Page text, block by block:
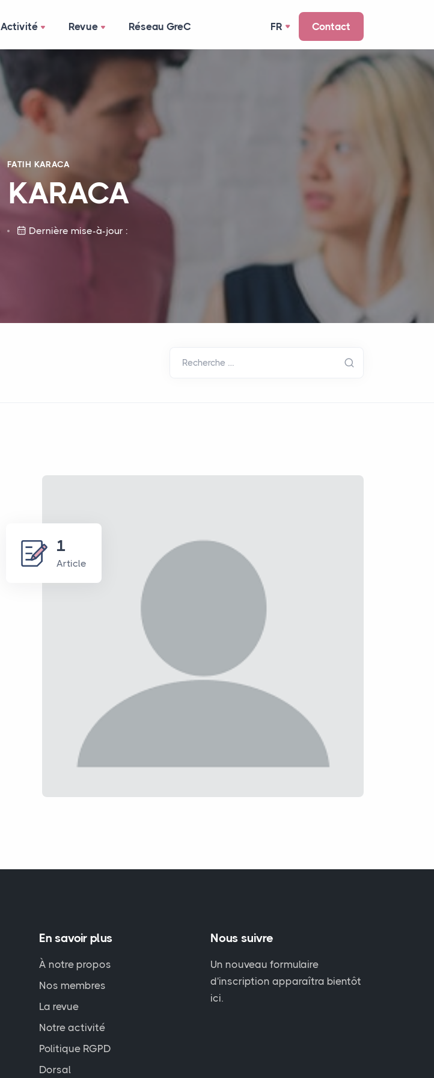
Activité Revue Réseau GreC FR Contact
FATIH KARACA
KARACA
Dernière mise-à-jour :
Recherche …
1
Article
En savoir plus
À notre propos
Nos membres
La revue
Notre activité
Politique RGPD
Dorsal
Nous suivre
Un nouveau formulaire
d'inscription apparaîtra bientôt
ici.